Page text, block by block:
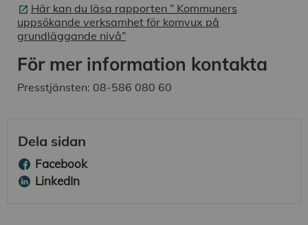
Här kan du läsa rapporten ” Kommuners
uppsökande verksamhet för komvux på
grundläggande nivå”
För mer information kontakta
Presstjänsten: 08-586 080 60
Dela sidan
Facebook
LinkedIn